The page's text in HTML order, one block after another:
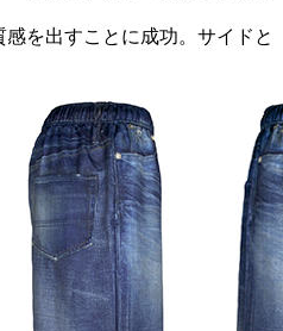
を出すことに成功。サイドと